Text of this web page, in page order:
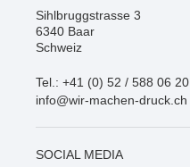
Sihlbruggstrasse 3
6340 Baar
Schweiz
Tel.: +41 (0) 52 / 588 06 20
info@wir-machen-druck.ch
SOCIAL MEDIA